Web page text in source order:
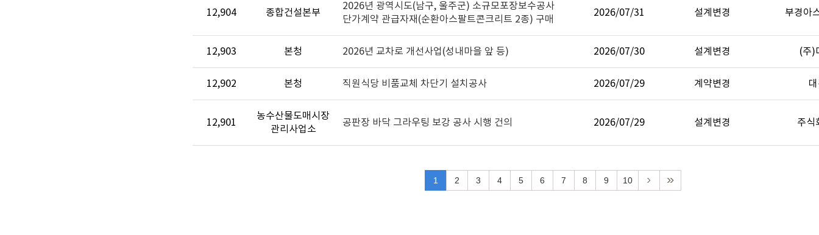
12,904 종합건설본부
2026년 광역시도(남구, 울주군) 소규모포장보수공사
단가계약 관급자재(순환아스팔트콘크리트 2종) 구매
2026/07/31 설계변경 부경아
12,903 본청 2026년 교차로 개선사업(성내마을 앞 등) 2026/07/30 설계변경 (주)
12,902 본청 직원식당 비품교체 차단기 설치공사 2026/07/29 계약변경
12,901
농수산물도매시장
관리사업소
공판장 바닥 그라우팅 보강 공사 시행 건의 2026/07/29 설계변경 주식
1 2 3 4 5 6 7 8 9 10